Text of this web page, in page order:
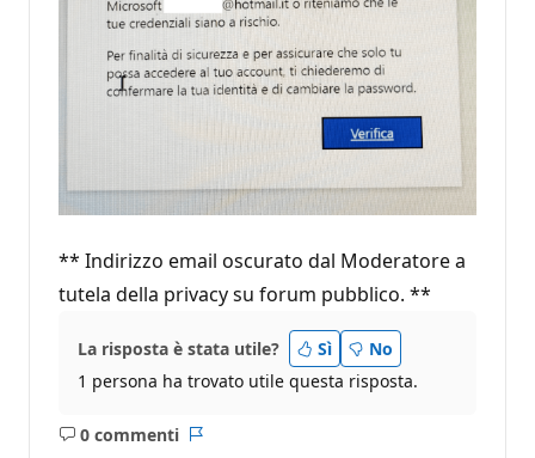
** Indirizzo email oscurato dal Moderatore a
tutela della privacy su forum pubblico. **
La risposta è stata utile? Sì
No
1 persona ha trovato utile questa risposta.
0 commenti
Nessun